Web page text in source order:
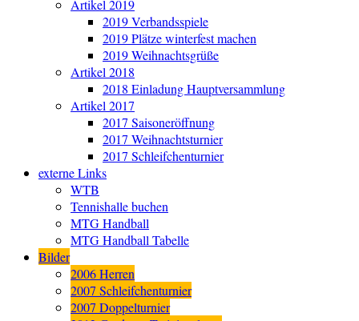
Artikel 2019
2019 Verbandsspiele
2019 Plätze winterfest machen
2019 Weihnachtsgrüße
Artikel 2018
2018 Einladung Hauptversammlung
Artikel 2017
2017 Saisoneröffnung
2017 Weihnachtsturnier
2017 Schleifchenturnier
externe Links
WTB
Tennishalle buchen
MTG Handball
MTG Handball Tabelle
Bilder
2006 Herren
2007 Schleifchenturnier
2007 Doppelturnier